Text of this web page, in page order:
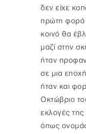
δεν είχε
πρώτη φορά
κοινό θα
μαζί στην
ήταν
σε μια
ήταν και
Οκτώβριο
εκλογές της
όπως